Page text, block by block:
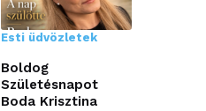
Esti üdvözletek
Boldog
Születésnapot
Boda Krisztina